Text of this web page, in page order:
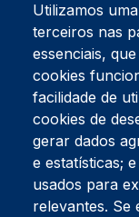
Tel:234 390 100
Endereço Postal
Apartado 42
Rua Gil Eanes 31
3834-908 Gafanha
Utilizamos
terceiros nas
essenciais,
cookies
facilidade de
cookies de
gerar dados
e estatísticas;
usados para
relevantes. Se